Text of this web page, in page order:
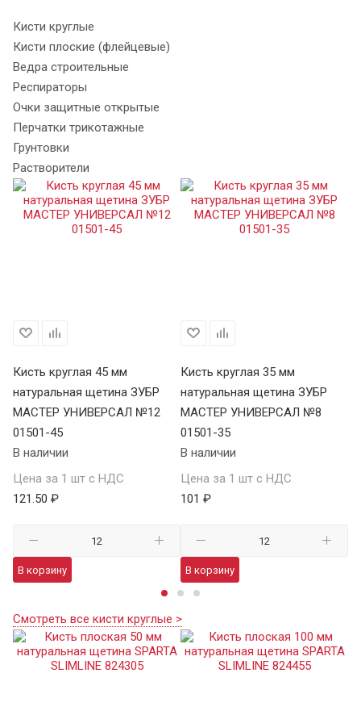
Кисти круглые
Кисти плоские (флейцевые)
Ведра строительные
Респираторы
Очки защитные открытые
Перчатки трикотажные
Грунтовки
Растворители
Кисть круглая 45 мм
натуральная щетина ЗУБР
МАСТЕР УНИВЕРСАЛ №12
01501-45
В наличии
Цена за 1 шт с НДС
121.50 ₽
В корзину
Кисть круглая 35 мм
натуральная щетина ЗУБР
МАСТЕР УНИВЕРСАЛ №8
01501-35
В наличии
Цена за 1 шт с НДС
101 ₽
В корзину
Смотреть все кисти круглые >